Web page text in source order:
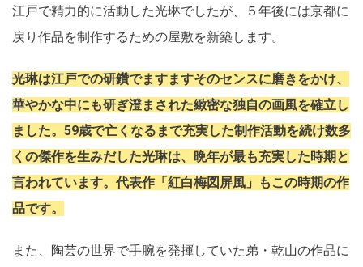
江戸で精力的に活動した光琳でしたが、５年後には京都に
戻り作品を制作するための屋敷を新築します。
光琳は江戸での研鑽でますますそのセンスに磨きをかけ、
華やかな中にも研ぎ澄まされた緻密な独自の画風を確立し
ました。59歳で亡くなるまで充実した制作活動を続け数多
くの傑作を生みだした光琳は、晩年が最も充実した時期と
言われています。代表作「紅白梅図屏風」もこの時期の作
品です。
また、陶芸の世界で手腕を発揮していた弟・乾山の作品に